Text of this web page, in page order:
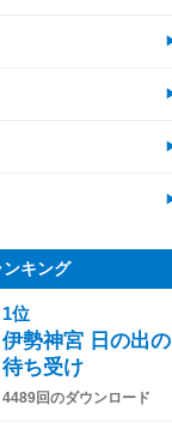
キング
1位
伊勢神宮 日の出の
待ち受け
4489回のダウンロード